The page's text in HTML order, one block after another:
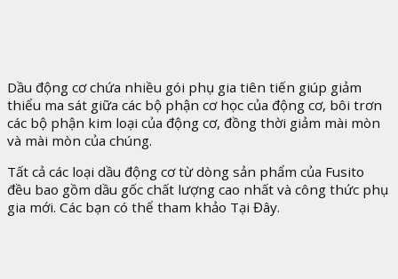
Dầu động cơ chứa nhiều gói phụ gia tiên tiến giúp giảm
thiểu ma sát giữa các bộ phận cơ học của động cơ, bôi trơn
các bộ phận kim loại của động cơ, đồng thời giảm mài mòn
và mài mòn của chúng.
Tất cả các loại dầu động cơ từ dòng sản phẩm của Fusito
đều bao gồm dầu gốc chất lượng cao nhất và công thức phụ
gia mới. Các bạn có thể tham khảo Tại Đây.